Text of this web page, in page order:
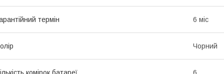
термін 6 міс
Чорний
комірок батареї 6